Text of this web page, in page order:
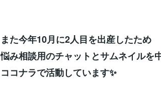
また今年10月に2人目を出産したため
悩み相談用のチャットとサムネイルを
ココナラで活動しています✨